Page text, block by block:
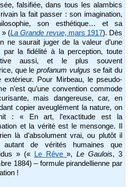
falsifiée, dans tous les alambics
la fait passer : son imagination,
son esthétique… et sa
» (La Grande revue, mars 1917). Dès
ne saurait juger de la valeur d’une
la fidélité à la perception, toute
aussi, et le plus souvent
que leprofanum vulgus se fait du
extérieur. Pour Mirbeau, le pseudo-
n’est qu’une convention commode
mais dangereuse, car, en
copier aveuglément la nature, on
: « En art, l’exactitude est la
et la vérité est le mensonge. Il
là d’absolument vrai, ou plutôt il
autant de vérités humaines que
» («
Le Rêve»,Le Gaulois, 3
1884) – formule pirandellienne par
!